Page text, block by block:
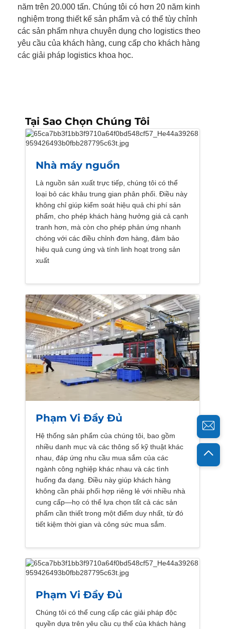
năm trên 20.000 tấn. Chúng tôi có hơn 20 năm kinh
nghiệm trong thiết kế sản phẩm và có thể tùy chỉnh
các sản phẩm nhựa chuyên dụng cho logistics theo
yêu cầu của khách hàng, cung cấp cho khách hàng
các giải pháp logistics khoa học.
Tại Sao Chọn Chúng Tôi
Nhà máy nguồn
Là nguồn sản xuất trực tiếp, chúng tôi có thể
loại bỏ các khâu trung gian phân phối. Điều này
không chỉ giúp kiểm soát hiệu quả chi phí sản
phẩm, cho phép khách hàng hưởng giá cả cạnh
tranh hơn, mà còn cho phép phản ứng nhanh
chóng với các điều chỉnh đơn hàng, đảm bảo
hiệu quả cung ứng và tính linh hoạt trong sản
xuất
Phạm Vi Đầy Đủ
Hệ thống sản phẩm của chúng tôi, bao gồm
nhiều danh mục và các thông số kỹ thuật khác
nhau, đáp ứng nhu cầu mua sắm của các
ngành công nghiệp khác nhau và các tình
huống đa dạng. Điều này giúp khách hàng
không cần phải phối hợp riêng lẻ với nhiều nhà
cung cấp—họ có thể lựa chọn tất cả các sản
phẩm cần thiết trong một điểm duy nhất, từ đó
tiết kiệm thời gian và công sức mua sắm.
Phạm Vi Đầy Đủ
Chúng tôi có thể cung cấp các giải pháp độc
quyền dựa trên yêu cầu cụ thể của khách hàng